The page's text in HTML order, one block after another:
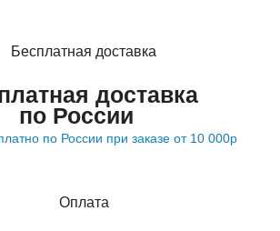
доставка
по России
по России при заказе от 10 000р